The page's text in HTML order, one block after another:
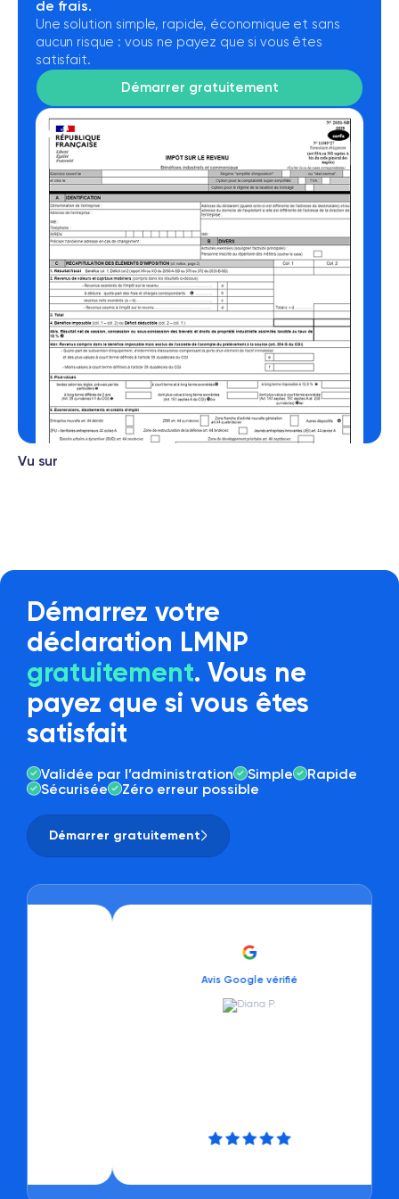
de frais.
Une solution simple, rapide, économique et sans
aucun risque : vous ne payez que si vous êtes
satisfait.
Démarrer gratuitement
Vu sur
Démarrez votre
déclaration LMNP
gratuitement. Vous ne
payez que si vous êtes
satisfait
Validée par l’administration Simple
Rapide
Sécurisée
Zéro erreur possible
Démarrer gratuitement